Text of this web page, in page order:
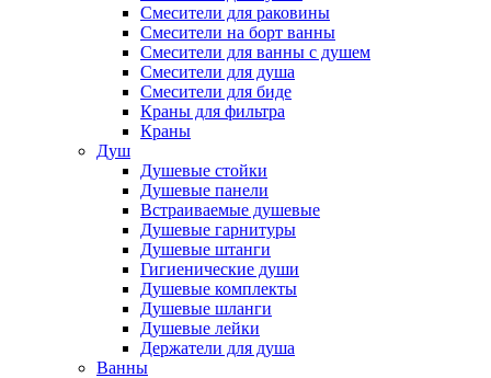
Смесители для раковины
Смесители на борт ванны
Смесители для ванны с душем
Смесители для душа
Смесители для биде
Краны для фильтра
Краны
Душ
Душевые стойки
Душевые панели
Встраиваемые душевые
Душевые гарнитуры
Душевые штанги
Гигиенические души
Душевые комплекты
Душевые шланги
Душевые лейки
Держатели для душа
Ванны